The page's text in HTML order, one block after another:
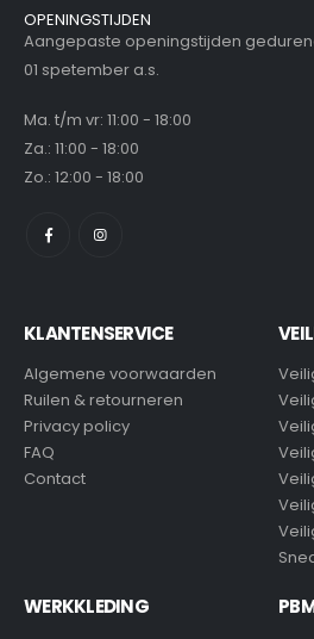
OPENINGSTIJDEN
Aangepaste openingstijden
01 spetember a.s.
Ma. t/m vr: 11:00 - 18:00
Za.: 11:00 - 18:00
Zo.: 12:00 - 18:00
KLANTENSERVICE
Algemene voorwaarden
Ruilen & retourneren
Privacy policy
FAQ
Contact
WERKKLEDING